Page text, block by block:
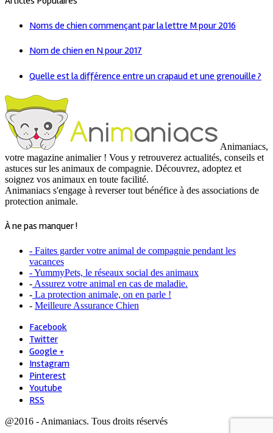
Noms de chien commençant par la lettre M pour 2016
Nom de chien en N pour 2017
Quelle est la différence entre un crapaud et une grenouille ?
Animaniacs,
votre magazine animalier ! Vous y retrouverez actualités, conseils et
astuces sur les animaux de compagnie. Découvrez, adoptez et
soignez vos animaux en toute facilité.
Animaniacs s'engage à reverser tout bénéfice à des associations de
protection animale.
À ne pas manquer !
- Faites garder votre animal de compagnie pendant les
vacances
- YummyPets, le réseaux social des animaux
- Assurez votre animal en cas de maladie.
- La protection animale, on en parle !
- Meilleure Assurance Chien
Facebook
Twitter
Google +
Instagram
Pinterest
Youtube
RSS
@2016 - Animaniacs. Tous droits réservés